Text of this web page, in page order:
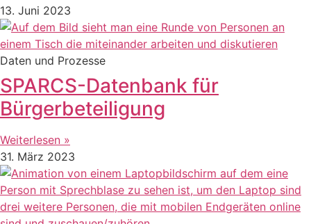
13. Juni 2023
Daten und Prozesse
SPARCS-Datenbank für
Bürgerbeteiligung
Weiterlesen »
31. März 2023